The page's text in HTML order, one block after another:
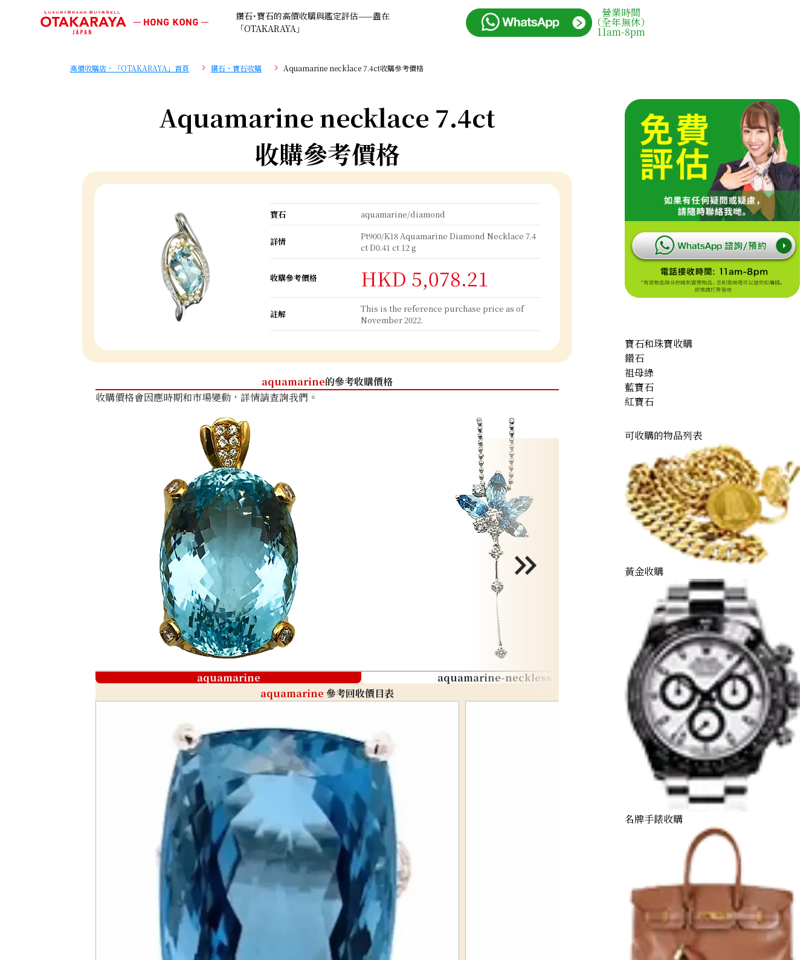
鑽石･寶石的高價收購與鑑定評估——盡在
「OTAKARAYA」
營業時間
（全年無休）
11am-8pm
高價收購店・「OTAKARAYA」首頁 鑽石・寶石收購 Aquamarine necklace 7.4ct收購參考價格
Aquamarine necklace 7.4ct
收購參考價格
寶石 aquamarine/diamond
詳情
Pt900/K18 Aquamarine Diamond Necklace 7.4
ct D0.41 ct 12 g
收購參考價格 HKD 5,078.21
註解
This is the reference purchase price as of
November 2022.
aquamarine的參考收購價格
收購價格會因應時期和市場變動，詳情請查詢我們。
aquamarine
aquamarine-neckless
aquamarine 參考回收價目表
寶石和珠寶收購
鑽石
祖母綠
藍寶石
紅寶石
可收購的物品列表
黃金收購
名牌手錶收購